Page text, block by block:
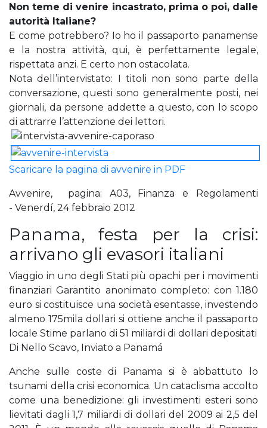
Non teme di venire incastrato, prima o poi, dalle
autorità Italiane?
E come potrebbero? Io ho il passaporto panamense
e la nostra attività, qui, è perfettamente legale,
rispettata anzi. E certo non ostacolata.
Nota dell’intervistato: I titoli non sono parte della
conversazione, questi sono generalmente posti, nei
giornali, da persone addette a questo, con lo scopo
di attrarre l’attenzione dei lettori.
Scaricare la pagina di avvenire in PDF
Avvenire, pagina: A03, Finanza e Regolamenti
- Venerdí, 24 febbraio 2012
Panama, festa per la crisi:
arrivano gli evasori italiani
Viaggio in uno degli Stati più opachi per i movimenti
finanziari Garantito anonimato completo: con 1.180
euro si costituisce una società esentasse, investendo
almeno 175mila dollari si ottiene anche il passaporto
locale Stime parlano di 51 miliardi di dollari depositati
Di Nello Scavo, Inviato a Panamá
Anche sulle coste di Panama si è abbattuto lo
tsunami della crisi economica. Un cataclisma accolto
come una benedizione: gli investimenti esteri sono
lievitati dagli 1,7 miliardi di dollari del 2009 ai 2,5 del